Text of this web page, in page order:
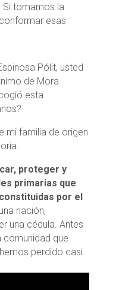
Si tomamos la
esas
Pólit, usted
de Mora
esta
mi familia de origen
proteger y
primarias que
por el
nación,
una cédula. Antes
comunidad que
perdido casi